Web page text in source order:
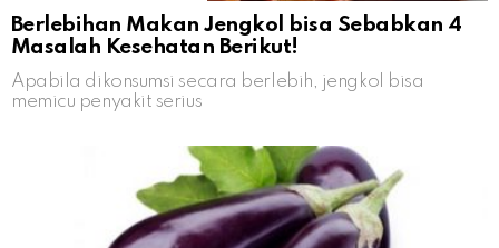
Berlebihan Makan Jengkol bisa Sebabkan 4
Masalah Kesehatan Berikut!
Apabila dikonsumsi secara berlebih, jengkol bisa
memicu penyakit serius